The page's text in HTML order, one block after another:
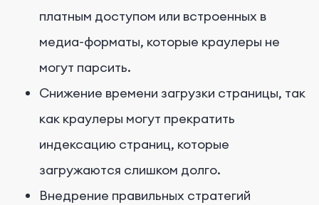
платным доступом или встроенных в
медиа-форматы, которые краулеры не
могут парсить.
Снижение времени загрузки страницы, так
как краулеры могут прекратить
индексацию страниц, которые
загружаются слишком долго.
Внедрение правильных стратегий